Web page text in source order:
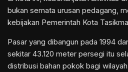
bukan semata urusan pedagang,
kebijakan Pemerintah Kota
Pasar yang dibangun pada 1994
sekitar 43.120 meter persegi itu
distribusi bahan pokok bagi